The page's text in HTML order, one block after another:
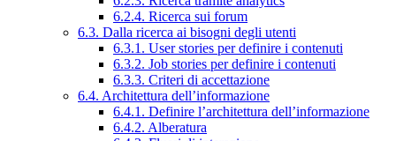
6.2.4. Ricerca sui forum
6.3. Dalla ricerca ai bisogni degli utenti
6.3.1. User stories per definire i contenuti
6.3.2. Job stories per definire i contenuti
6.3.3. Criteri di accettazione
6.4. Architettura dell’informazione
6.4.1. Definire l’architettura dell’informazione
6.4.2. Alberatura